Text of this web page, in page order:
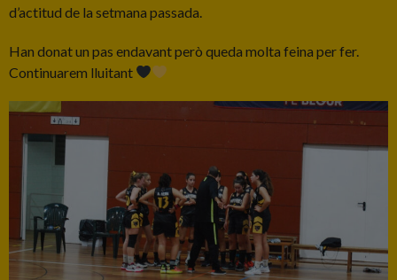
d’actitud de la setmana passada.
Han donat un pas endavant però queda molta feina per fer.
Continuarem lluitant